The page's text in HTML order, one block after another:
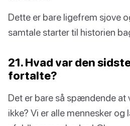
Dette er bare ligefrem sjove
samtale starter til historien
21. Hvad var den
fortalte?
Det er bare så spændende at
ikke? Vi er alle mennesker og